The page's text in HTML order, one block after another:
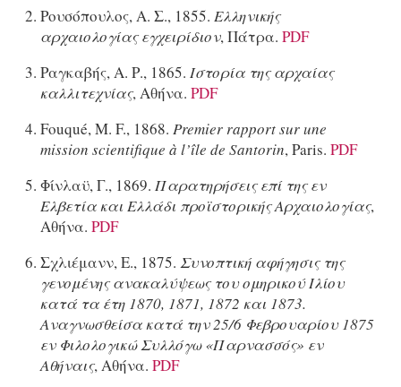
Ρουσόπουλος, Α. Σ., 1855. Ελληνικής
αρχαιολογίας εγχειρίδιον, Πάτρα. PDF
Ραγκαβής, Α. Ρ., 1865. Ιστορία της αρχαίας
καλλιτεχνίας, Αθήνα. PDF
Fouqué, M. F., 1868. Premier rapport sur une
mission scientifique à l’île de Santorin, Paris. PDF
Φίνλαϋ, Γ., 1869. Παρατηρήσεις επί της εν
Ελβετία και Ελλάδι προϊστορικής Αρχαιολογίας,
Αθήνα. PDF
Σχλιέμανν, Ε., 1875. Συνοπτική αφήγησις της
γενομένης ανακαλύψεως του ομηρικού Ιλίου
κατά τα έτη 1870, 1871, 1872 και 1873.
Αναγνωσθείσα κατά την 25/6 Φεβρουαρίου 1875
εν Φιλολογικώ Συλλόγω «Παρνασσός» εν
Αθήναις, Αθήνα. PDF